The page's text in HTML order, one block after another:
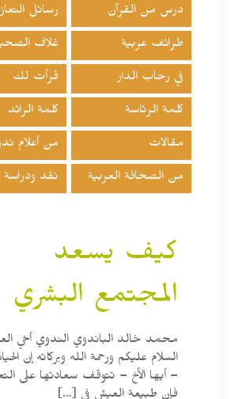
درس من القرآن رسائل
طرائف عربية غلاف
في رحاب الدار قرأت لك
كلمة الرئاسة كلمة الرائد
مقالات من أعلام
من الصحافة العربية نقد ودراسة
كيف يسعد
المجتمع البشري
محمد خالد الباندوي الندوي أخي
السلام عليكم ورحمة الله وبركاته إن
– أيها الأخ – تتوقف سعادتها على